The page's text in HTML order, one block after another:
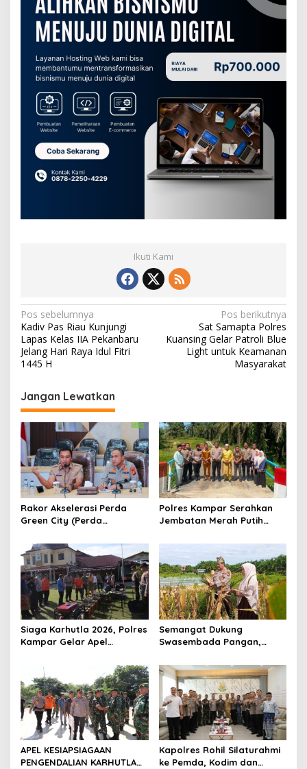
Ikuti Kami
N
a
v
g
a
s
p
o
s
Pos sebelumnya
Kadiv Pas Riau Kunjungi
Lapas Kelas IIA Pekanbaru
Jelang Hari Raya Idul Fitri
1445 H
Pos berikutnya
Sat Samapta Polres
Kuansing Gelar Patroli Blue
Light untuk Keamanan
Masyarakat
Jangan Lewatkan
Rakor Akselerasi Perda
Green City (Perda
Pekanbaru Bersama Dinas
Lingkungan Hidup Kota
Pekanbaru dan Tim Pakar
Polres Kampar Serahkan
Jembatan Merah Putih
Warga Pulau Jambu Kuok
Siaga Karhutla 2026, Polres
Kampar Gelar Apel
Terkait
Semangat Dukung
Swasembada Pangan,
Langsung Panen Jagung di
Sendayan
APEL KESIAPSIAGAAN
PENGENDALIAN KARHUTLA
Kapolres Rohil Silaturahmi
ke Pemda, Kodim dan